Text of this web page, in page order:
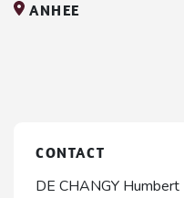
ANHEE
CONTACT
DE CHANGY Humbert